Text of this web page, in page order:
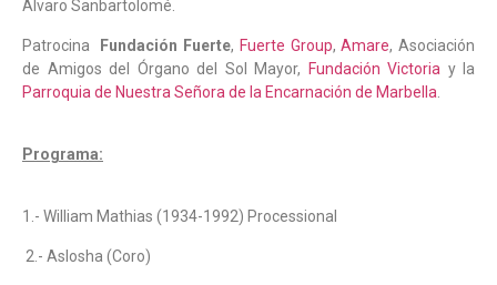
Álvaro Sanbartolomé.
Patrocina Fundación Fuerte, Fuerte Group,Amare, Asociación
de Amigos del Órgano del Sol Mayor,
Fundación Victoria y la
Parroquia de Nuestra Señora de la Encarnación de Marbella
Programa:
1.- William Mathias (1934-1992) Processional
2.- Aslosha (Coro)